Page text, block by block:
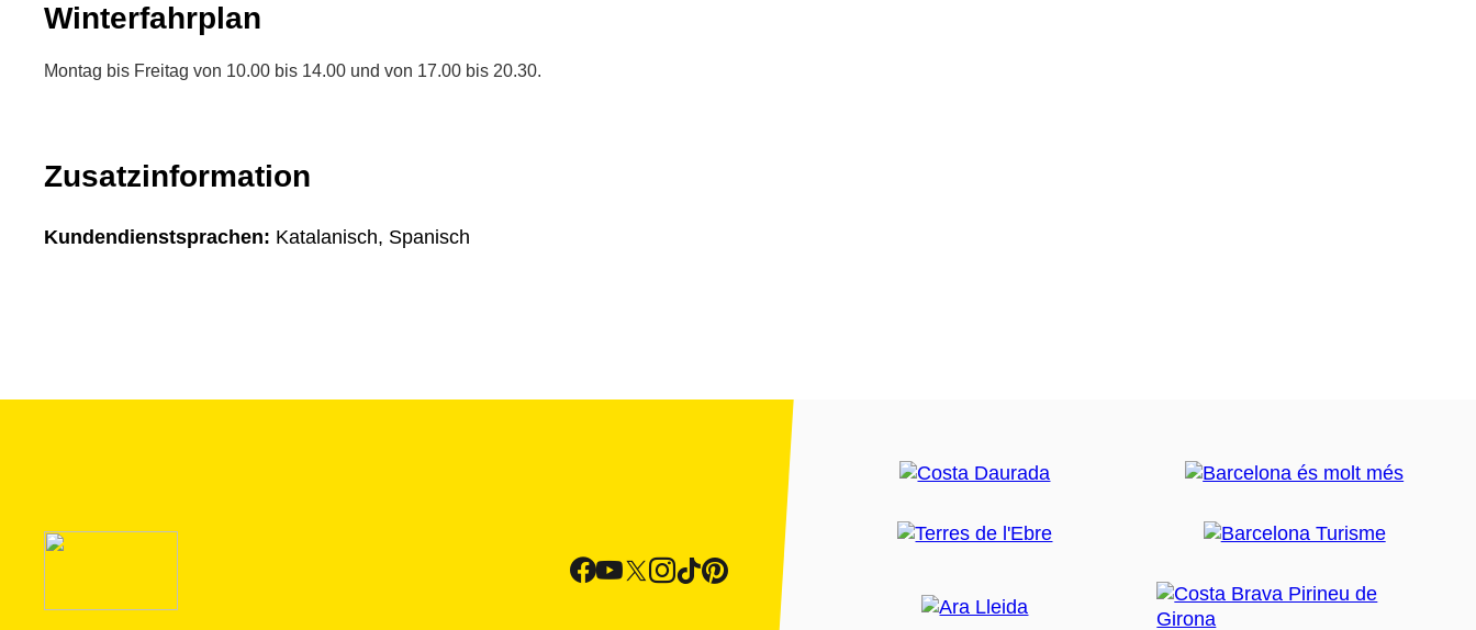
Winterfahrplan
Montag bis Freitag von 10.00 bis 14.00 und von 17.00 bis 20.30.
Zusatzinformation
Kundendienstsprachen: Katalanisch, Spanisch